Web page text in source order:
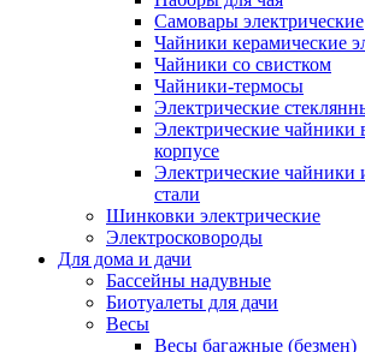
Самовары электрические
Чайники керамические
Чайники со свистком
Чайники-термосы
Электрические
Электрические чайники
корпусе
Электрические
стали
Шинковки электрические
Электросковороды
Для дома и дачи
Бассейны надувные
Биотуалеты для дачи
Весы
Весы багажные (безмен)